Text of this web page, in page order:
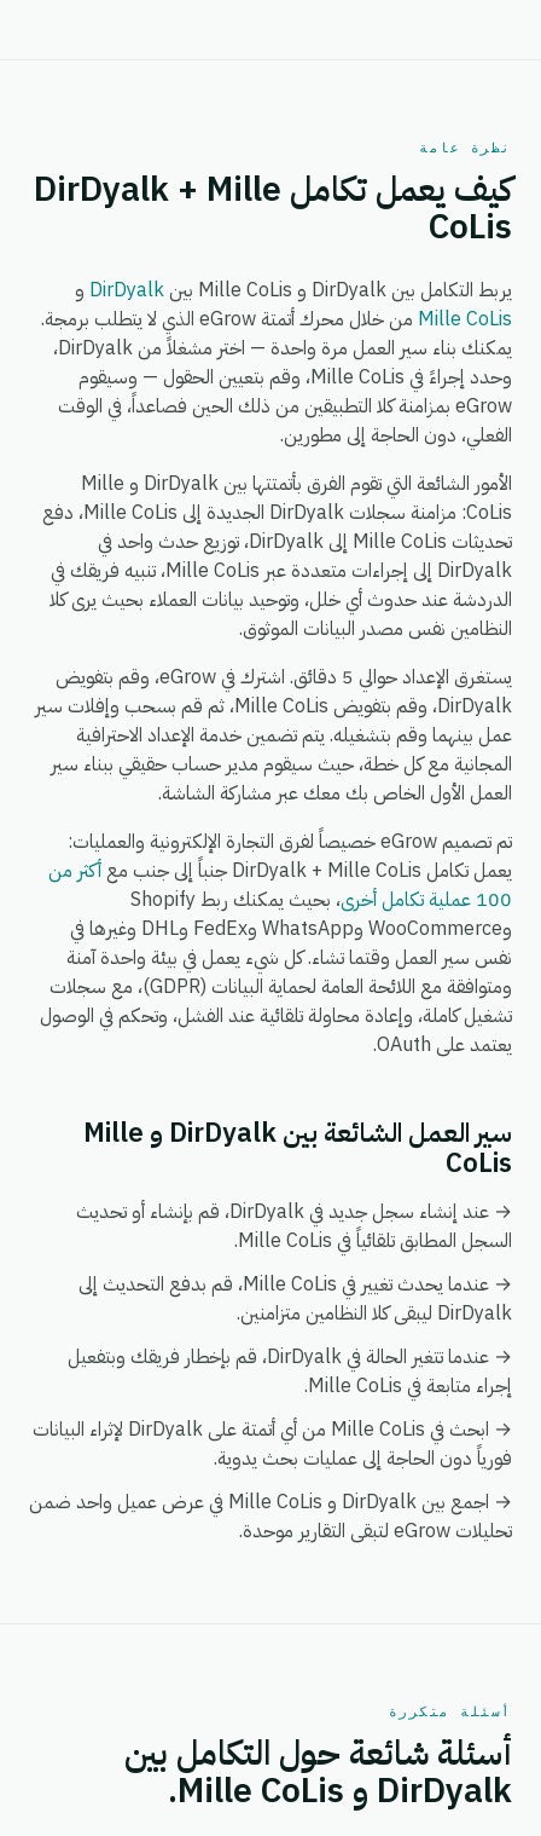
نظرة عامة
كيف يعمل تكامل DirDyalk + Mille
CoLis
يربط التكامل بين DirDyalk و Mille CoLis بين DirDyalk و
Mille CoLis
من خلال محرك أتمتة eGrow الذي لا يتطلب برمجة.
يمكنك بناء سير العمل مرة واحدة — اختر مشغلاً من DirDyalk،
وحدد إجراءً في Mille CoLis، وقم بتعيين الحقول — وسيقوم
eGrow بمزامنة كلا التطبيقين من ذلك الحين فصاعداً، في الوقت
الفعلي، دون الحاجة إلى مطورين.
الأمور الشائعة التي تقوم الفرق بأتمتتها بين DirDyalk و Mille
CoLis: مزامنة سجلات DirDyalk الجديدة إلى Mille CoLis، دفع
تحديثات Mille CoLis إلى DirDyalk، توزيع حدث واحد في
DirDyalk إلى إجراءات متعددة عبر Mille CoLis، تنبيه فريقك في
الدردشة عند حدوث أي خلل، وتوحيد بيانات العملاء بحيث يرى كلا
النظامين نفس مصدر البيانات الموثوق.
يستغرق الإعداد حوالي 5 دقائق. اشترك في eGrow، وقم بتفويض
DirDyalk، وقم بتفويض Mille CoLis، ثم قم بسحب وإفلات سير
عمل بينهما وقم بتشغيله. يتم تضمين خدمة الإعداد الاحترافية
المجانية مع كل خطة، حيث سيقوم مدير حساب حقيقي ببناء سير
العمل الأول الخاص بك معك عبر مشاركة الشاشة.
تم تصميم eGrow خصيصاً لفرق التجارة الإلكترونية والعمليات:
يعمل تكامل DirDyalk + Mille CoLis جنباً إلى جنب مع
أكثر من
100 عملية تكامل أخرى
، بحيث يمكنك ربط Shopify
وWooCommerce وWhatsApp وFedEx وDHL وغيرها في
نفس سير العمل وقتما تشاء. كل شيء يعمل في بيئة واحدة آمنة
ومتوافقة مع اللائحة العامة لحماية البيانات (GDPR)، مع سجلات
تشغيل كاملة، وإعادة محاولة تلقائية عند الفشل، وتحكم في الوصول
يعتمد على OAuth.
سير العمل الشائعة بين DirDyalk و Mille
CoLis
→ عند إنشاء سجل جديد في DirDyalk، قم بإنشاء أو تحديث
السجل المطابق تلقائياً في Mille CoLis.
→ عندما يحدث تغيير في Mille CoLis، قم بدفع التحديث إلى
DirDyalk ليبقى كلا النظامين متزامنين.
→ عندما تتغير الحالة في DirDyalk، قم بإخطار فريقك وبتفعيل
إجراء متابعة في Mille CoLis.
→ ابحث في Mille CoLis من أي أتمتة على DirDyalk لإثراء البيانات
فورياً دون الحاجة إلى عمليات بحث يدوية.
→ اجمع بين DirDyalk و Mille CoLis في عرض عميل واحد ضمن
تحليلات eGrow لتبقى التقارير موحدة.
أسئلة متكررة
أسئلة شائعة حول التكامل بين
DirDyalk و Mille CoLis.